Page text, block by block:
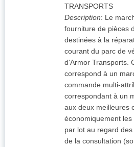
TRANSPORTS
Description: Le
fourniture de pièces
destinées à la
courant du parc de
d'Armor Transports.
correspond à un
commande multi-
correspondant à un
aux deux meilleures
économiquement
par lot au regard
de la consultation